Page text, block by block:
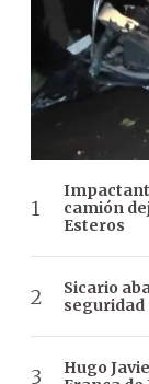
camión
Esteros
Sicario
seguridad
Hugo